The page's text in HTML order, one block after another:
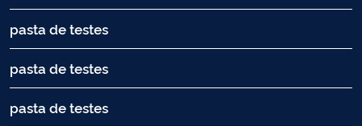
pasta de testes
pasta de testes
pasta de testes